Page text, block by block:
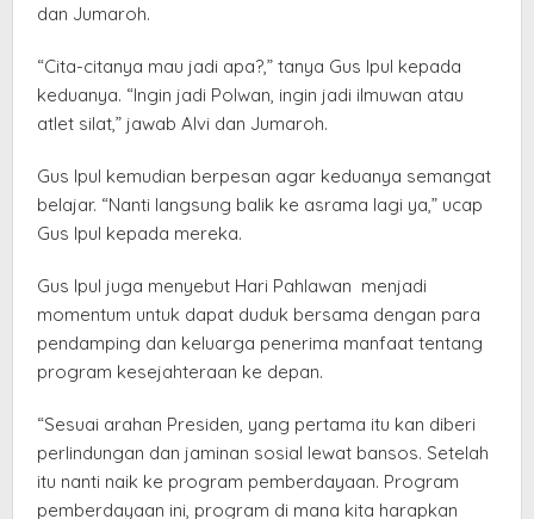
dan Jumaroh.
“Cita-citanya mau jadi apa?,” tanya Gus Ipul kepada
keduanya. “Ingin jadi Polwan, ingin jadi ilmuwan atau
atlet silat,” jawab Alvi dan Jumaroh.
Gus Ipul kemudian berpesan agar keduanya semangat
belajar. “Nanti langsung balik ke asrama lagi ya,” ucap
Gus Ipul kepada mereka.
Gus Ipul juga menyebut Hari Pahlawan menjadi
momentum untuk dapat duduk bersama dengan para
pendamping dan keluarga penerima manfaat tentang
program kesejahteraan ke depan.
“Sesuai arahan Presiden, yang pertama itu kan diberi
perlindungan dan jaminan sosial lewat bansos. Setelah
itu nanti naik ke program pemberdayaan. Program
pemberdayaan ini, program di mana kita harapkan